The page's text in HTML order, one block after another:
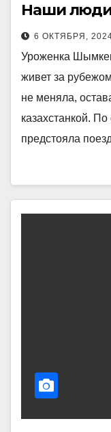
Наши люди
6 ОКТЯБРЯ,
Уроженка
живет за
не меняла,
казахстанкой.
предстояла